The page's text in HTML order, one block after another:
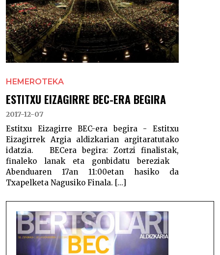
HEMEROTEKA
ESTITXU EIZAGIRRE BEC-ERA BEGIRA
2017-12-07
Estitxu Eizagirre BEC-era begira - Estitxu
Eizagirrek Argia aldizkarian argitaratutako
idatzia. BECera begira: Zortzi finalistak,
finaleko lanak eta gonbidatu bereziak
Abenduaren 17an 11:00etan hasiko da
Txapelketa Nagusiko Finala. [...]